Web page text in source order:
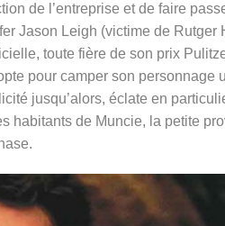
de l’entreprise et de faire
Jason Leigh (victime de Rutger
toute fière de son prix
pour camper son personnage
jusqu’alors, éclate en
habitants de Muncie, la petite